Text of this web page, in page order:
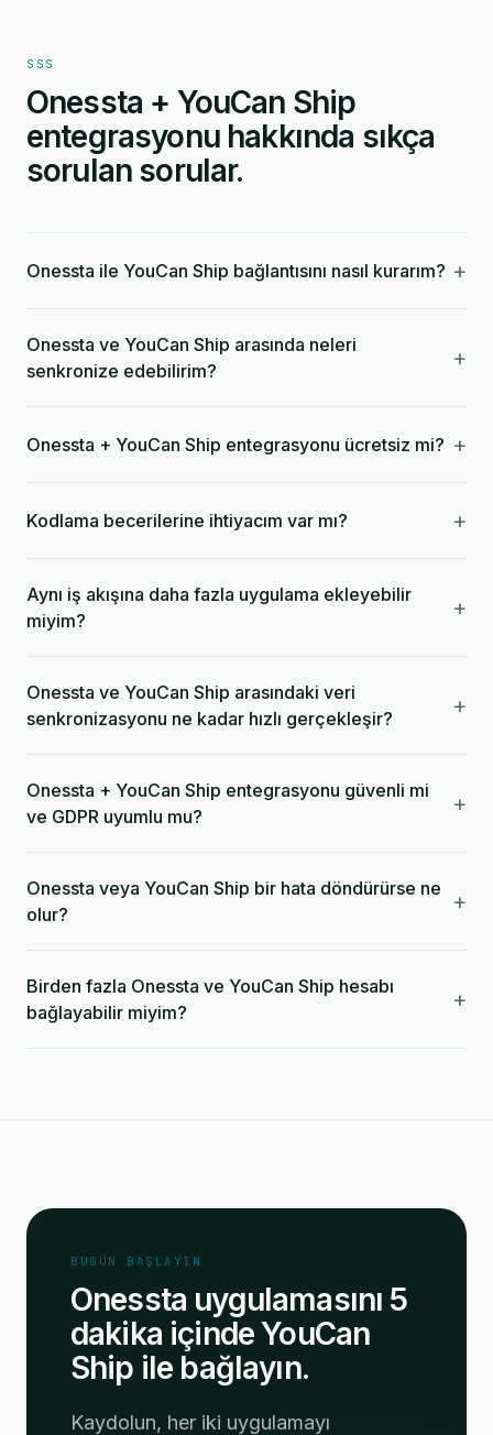
SSS
Onessta + YouCan Ship
entegrasyonu hakkında sıkça
sorulan sorular.
Onessta ile YouCan Ship bağlantısını nasıl kurarım? +
Onessta ve YouCan Ship arasında neleri
senkronize edebilirim?
+
Onessta + YouCan Ship entegrasyonu ücretsiz mi? +
Kodlama becerilerine ihtiyacım var mı? +
Aynı iş akışına daha fazla uygulama ekleyebilir
miyim?
+
Onessta ve YouCan Ship arasındaki veri
senkronizasyonu ne kadar hızlı gerçekleşir?
+
Onessta + YouCan Ship entegrasyonu güvenli mi
ve GDPR uyumlu mu?
+
Onessta veya YouCan Ship bir hata döndürürse ne
olur?
+
Birden fazla Onessta ve YouCan Ship hesabı
bağlayabilir miyim?
+
BUGÜN BAŞLAYIN
Onessta uygulamasını 5
dakika içinde YouCan
Ship ile bağlayın.
Kaydolun, her iki uygulamayı